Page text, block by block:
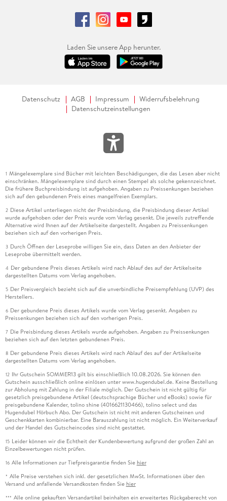
Laden Sie unsere App herunter.
Datenschutz AGB Impressum
Widerrufsbelehrung
Datenschutzeinstellungen
1 Mängelexemplare sind Bücher mit leichten Beschädigungen, die das Lesen aber nicht
einschränken. Mängelexemplare sind durch einen Stempel als solche gekennzeichnet.
Die frühere Buchpreisbindung ist aufgehoben. Angaben zu Preissenkungen beziehen
sich auf den gebundenen Preis eines mangelfreien Exemplars.
2 Diese Artikel unterliegen nicht der Preisbindung, die Preisbindung dieser Artikel
wurde aufgehoben oder der Preis wurde vom Verlag gesenkt. Die jeweils zutreffende
Alternative wird Ihnen auf der Artikelseite dargestellt. Angaben zu Preissenkungen
beziehen sich auf den vorherigen Preis.
3 Durch Öffnen der Leseprobe willigen Sie ein, dass Daten an den Anbieter der
Leseprobe übermittelt werden.
4 Der gebundene Preis dieses Artikels wird nach Ablauf des auf der Artikelseite
dargestellten Datums vom Verlag angehoben.
5 Der Preisvergleich bezieht sich auf die unverbindliche Preisempfehlung (UVP) des
Herstellers.
6 Der gebundene Preis dieses Artikels wurde vom Verlag gesenkt. Angaben zu
Preissenkungen beziehen sich auf den vorherigen Preis.
7 Die Preisbindung dieses Artikels wurde aufgehoben. Angaben zu Preissenkungen
beziehen sich auf den letzten gebundenen Preis.
8 Der gebundene Preis dieses Artikels wird nach Ablauf des auf der Artikelseite
dargestellten Datums vom Verlag angehoben.
12 Ihr Gutschein SOMMER13 gilt bis einschließlich 10.08.2026. Sie können den
Gutschein ausschließlich online einlösen unter www.hugendubel.de. Keine Bestellung
zur Abholung mit Zahlung in der Filiale möglich. Der Gutschein ist nicht gültig für
gesetzlich preisgebundene Artikel (deutschsprachige Bücher und eBooks) sowie für
preisgebundene Kalender, tolino shine (4016621130466), tolino select und das
Hugendubel Hörbuch Abo. Der Gutschein ist nicht mit anderen Gutscheinen und
Geschenkkarten kombinierbar. Eine Barauszahlung ist nicht möglich. Ein Weiterverkauf
und der Handel des Gutscheincodes sind nicht gestattet.
15 Leider können wir die Echtheit der Kundenbewertung aufgrund der großen Zahl an
Einzelbewertungen nicht prüfen.
16 Alle Informationen zur Tiefpreisgarantie finden Sie hier
* Alle Preise verstehen sich inkl. der gesetzlichen MwSt. Informationen über den
Versand und anfallende Versandkosten finden Sie hier
*** Alle online gekauften Versandartikel beinhalten ein erweitertes Rückgaberecht von